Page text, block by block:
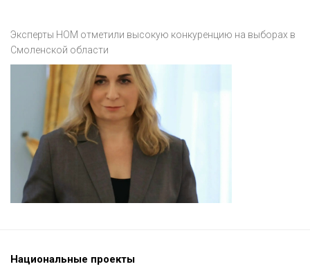
Эксперты НОМ отметили высокую конкуренцию на выборах в
Смоленской области
Национальные проекты